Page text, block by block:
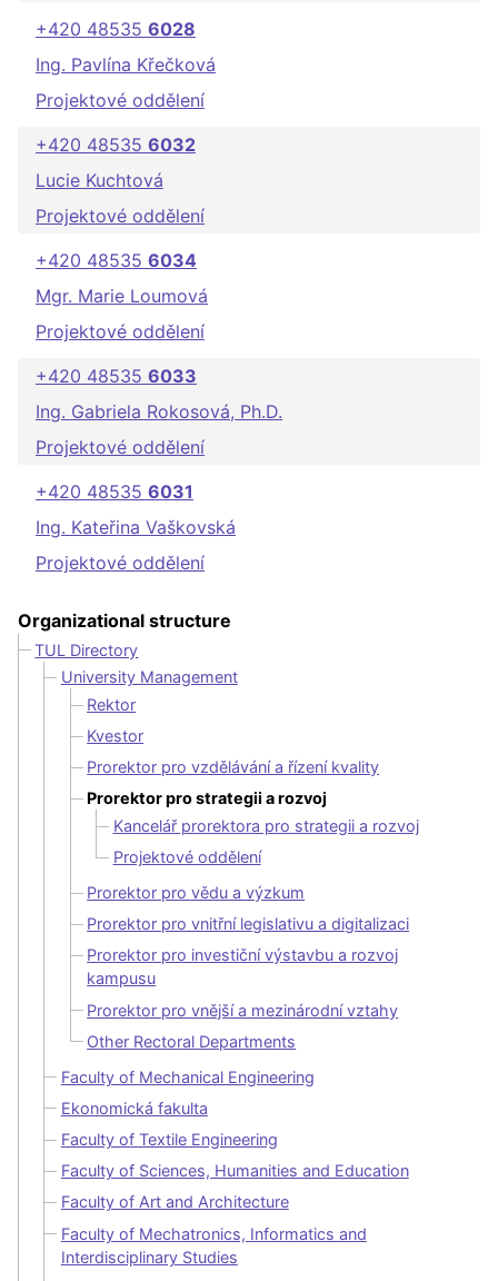
+420 48535 6028
Ing. Pavlína Křečková
Projektové oddělení
+420 48535 6032
Lucie Kuchtová
Projektové oddělení
+420 48535 6034
Mgr. Marie Loumová
Projektové oddělení
+420 48535 6033
Ing. Gabriela Rokosová, Ph.D.
Projektové oddělení
+420 48535 6031
Ing. Kateřina Vaškovská
Projektové oddělení
Organizational structure
TUL Directory
University Management
Rektor
Kvestor
Prorektor pro vzdělávání a řízení kvality
Prorektor pro strategii a rozvoj
Kancelář prorektora pro strategii a rozvoj
Projektové oddělení
Prorektor pro vědu a výzkum
Prorektor pro vnitřní legislativu a digitalizaci
Prorektor pro investiční výstavbu a rozvoj
kampusu
Prorektor pro vnější a mezinárodní vztahy
Other Rectoral Departments
Faculty of Mechanical Engineering
Ekonomická fakulta
Faculty of Textile Engineering
Faculty of Sciences, Humanities and Education
Faculty of Art and Architecture
Faculty of Mechatronics, Informatics and
Interdisciplinary Studies